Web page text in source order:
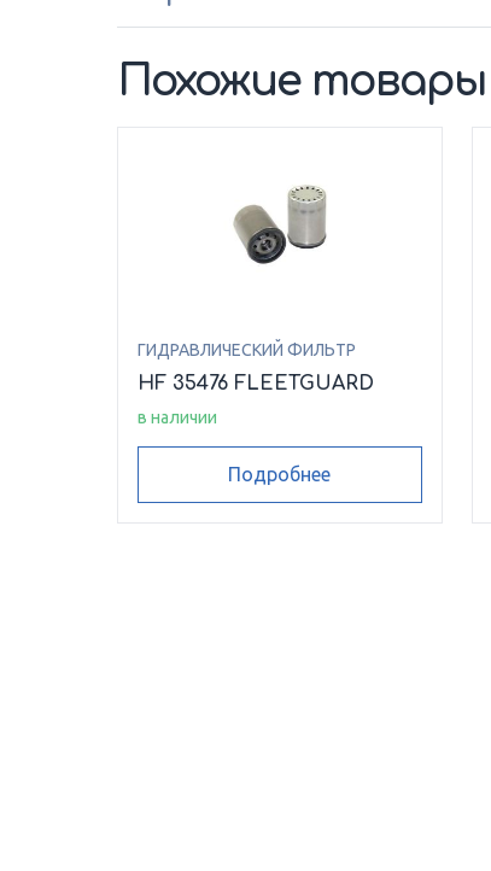
Похожие товары
ГИДРАВЛИЧЕСКИЙ ФИЛЬТР
HF 35476 FLEETGUARD
в наличии
Подробнее